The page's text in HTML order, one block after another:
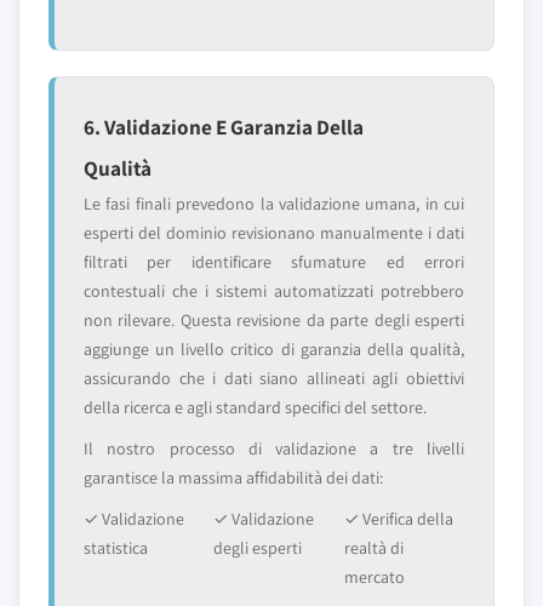
6. Validazione E Garanzia Della
Qualità
Le fasi finali prevedono la validazione umana, in cui
esperti del dominio revisionano manualmente i dati
filtrati per identificare sfumature ed errori
contestuali che i sistemi automatizzati potrebbero
non rilevare. Questa revisione da parte degli esperti
aggiunge un livello critico di garanzia della qualità,
assicurando che i dati siano allineati agli obiettivi
della ricerca e agli standard specifici del settore.
Il nostro processo di validazione a tre livelli
garantisce la massima affidabilità dei dati:
✓ Validazione
statistica
✓ Validazione
degli esperti
✓ Verifica della
realtà di
mercato